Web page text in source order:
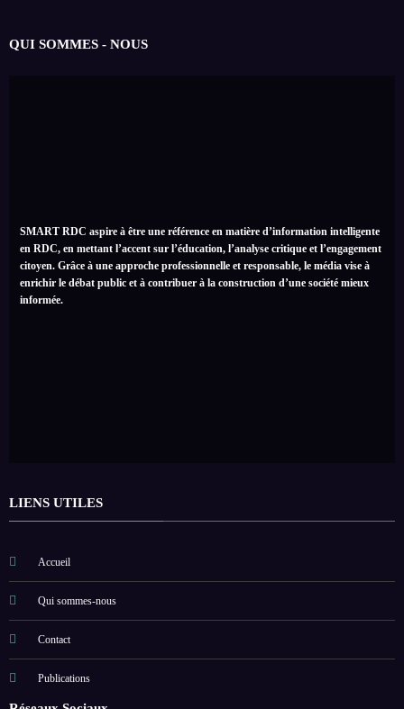
QUI SOMMES - NOUS
SMART RDC aspire à être une référence en matière d’information intelligente
en RDC, en mettant l’accent sur l’éducation, l’analyse critique et l’engagement
citoyen. Grâce à une approche professionnelle et responsable, le média vise à
enrichir le débat public et à contribuer à la construction d’une société mieux
informée.
LIENS UTILES
Accueil
Qui sommes-nous
Contact
Publications